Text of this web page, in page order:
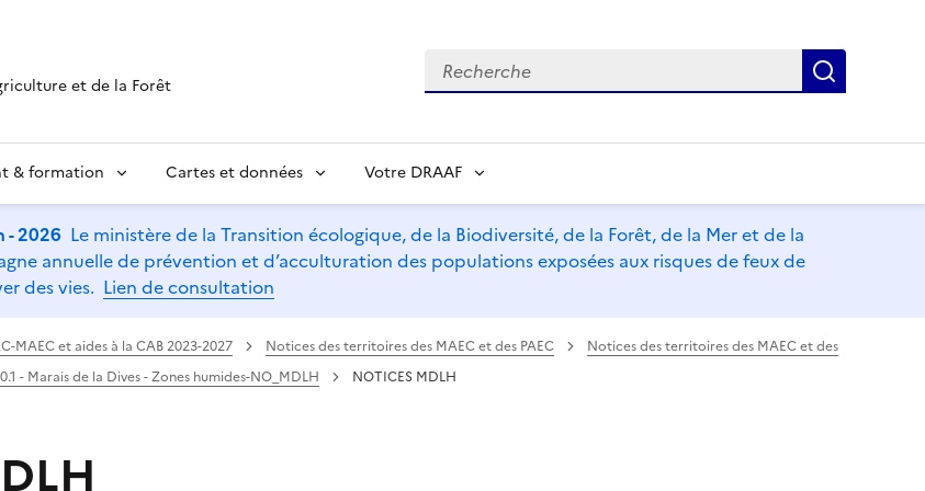
et de la Forêt
Recherche
& formation Cartes et données Votre DRAAF
- 2026 Le ministère de la Transition écologique, de la Biodiversité, de la Forêt, de la Mer et de la
annuelle de prévention et d’acculturation des populations exposées aux risques de feux de
des vies. Lien de consultation
MAEC et aides à la CAB 2023-2027 Notices des territoires des MAEC et des PAEC
Notices des territoires des MAEC et des
- Marais de la Dives - Zones humides-NO_MDLH NOTICES MDLH